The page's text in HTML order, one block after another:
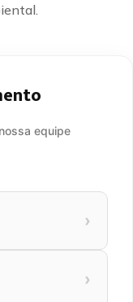
equipe
›
›